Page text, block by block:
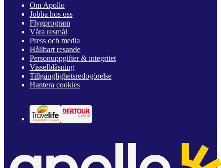
Om Apollo
Jobba hos oss
Flygprogram
Våra resmål
Press och media
Hållbart resande
Personuppgifter & integritet
Visselblåsning
Tillgänglighetsredogörelse
Hantera cookies